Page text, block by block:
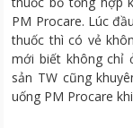
PM Procare. Lúc
thuốc thì có vẻ
mới biết không chỉ
sản TW cũng
uống PM Procare